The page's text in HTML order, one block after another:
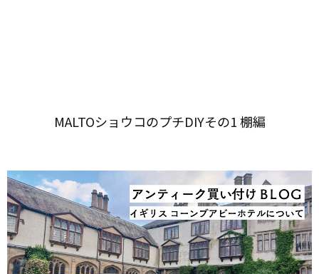
MALTOショウコの​プチDIY​その​1 棚編